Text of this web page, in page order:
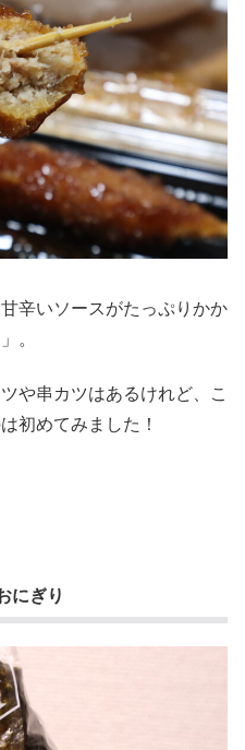
辛いソースがたっぷりかか
。
や串カツはあるけれど、こ
初めてみました！
にぎり